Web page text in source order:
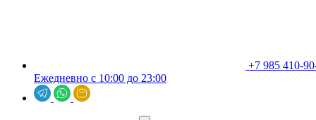
+7 985 410-
Ежедневно с 10:00 до 23:00